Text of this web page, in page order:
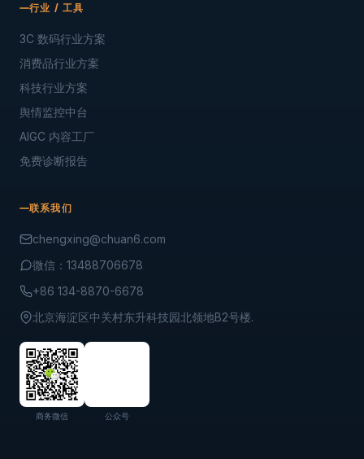
行业 / 工具
3C 数码行业方案
消费品行业方案
科技行业方案
舆情监控中台
AIGC 内容工厂
免费诊断报告
联系我们
chengxing@chuan6.com
微信：13488706678
+86 134-8870-6678
北京海淀区中关村东升科技园北领地B2号楼.
商务微信 公众号